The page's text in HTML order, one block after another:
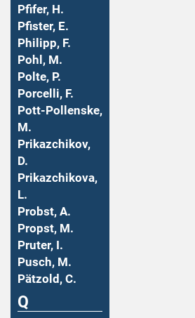
Pfifer, H.
Pfister, E.
Philipp, F.
Pohl, M.
Polte, P.
Porcelli, F.
Pott-Pollenske,
M.
Prikazchikov,
D.
Prikazchikova,
L.
Probst, A.
Propst, M.
Pruter, I.
Pusch, M.
Pätzold, C.
Q